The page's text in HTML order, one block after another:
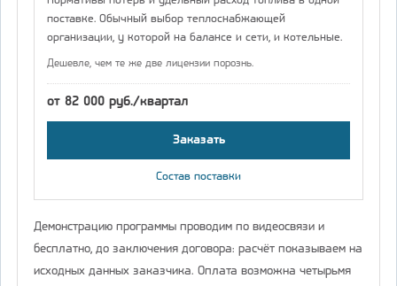
поставке. Обычный выбор теплоснабжающей
организации, у которой на балансе и сети, и котельные.
Дешевле, чем те же две лицензии порознь.
от 82 000 руб./квартал
Заказать
Состав поставки
Демонстрацию программы проводим по видеосвязи и
бесплатно, до заключения договора: расчёт показываем на
исходных данных заказчика. Оплата возможна четырьмя